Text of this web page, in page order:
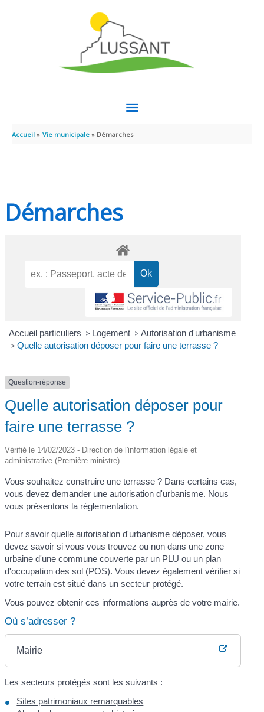
MENU
PRINCIPAL
Accueil Vie municipale Démarches
Démarches
Accueil particuliers > Logement > Autorisation d'urbanisme
> Quelle autorisation déposer pour faire une terrasse ?
Question-réponse
Quelle autorisation déposer pour
faire une terrasse ?
Vérifié le 14/02/2023 - Direction de l'information légale et
administrative (Première ministre)
Vous souhaitez construire une terrasse ? Dans certains cas,
vous devez demander une autorisation d'urbanisme. Nous
vous présentons la réglementation.
Pour savoir quelle autorisation d'urbanisme déposer, vous
devez savoir si vous vous trouvez ou non dans une zone
urbaine d'une commune couverte par un PLU ou un plan
d'occupation des sol (POS). Vous devez également vérifier si
votre terrain est situé dans un secteur protégé.
Vous pouvez obtenir ces informations auprès de votre mairie.
Où s’adresser ?
Mairie
Les secteurs protégés sont les suivants :
Sites patrimoniaux remarquables